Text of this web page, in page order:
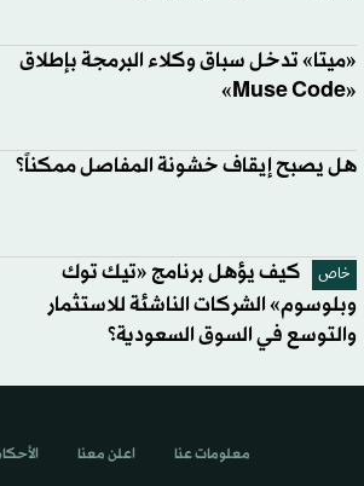
«ميتا» تدخل سباق وكلاء البرمجة بإطلاق
«Muse Code»
هل يصبح إيقاف خشونة المفاصل ممكناً؟
خاص
كيف يؤهل برنامج «تيك توك
وبلوسوم» الشركات الناشئة للاستثمار
والتوسع في السوق السعودية؟
معلومات عنا اعلن معنا